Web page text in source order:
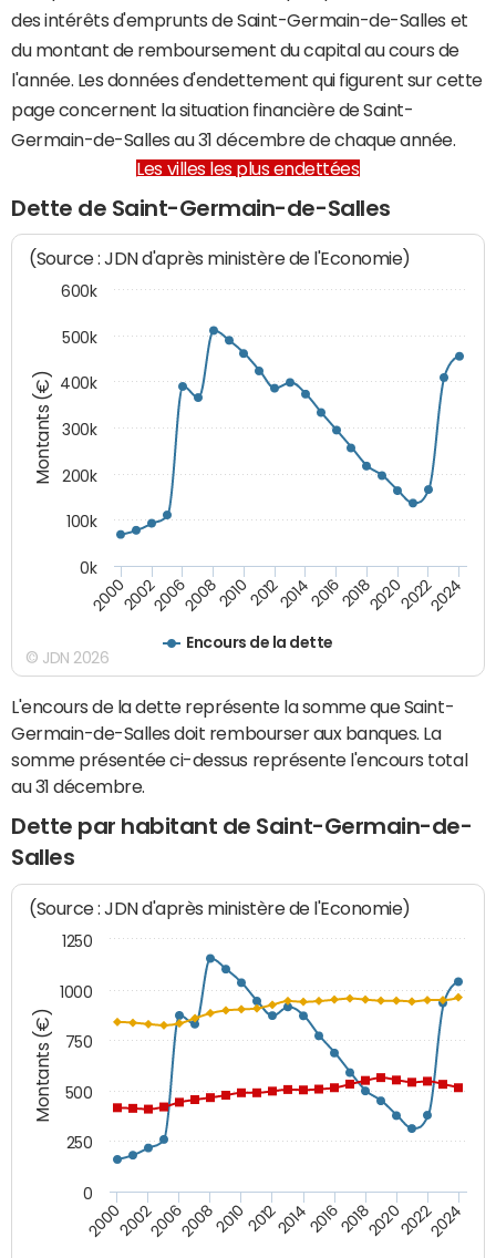
des intérêts d'emprunts de Saint-Germain-de-Salles et
du montant de remboursement du capital au cours de
l'année. Les données d'endettement qui figurent sur cette
page concernent la situation financière de Saint-
Germain-de-Salles au 31 décembre de chaque année.
Les villes les plus endettées
Dette de Saint-Germain-de-Salles
Montants (€)
(Source : JDN d'après ministère de l'Economie)
Encours de la dette
200020022006200820102012201420162018202020222024
0k
100k
200k
300k
400k
500k
600k
© JDN 2026
L'encours de la dette représente la somme que Saint-
Germain-de-Salles doit rembourser aux banques. La
somme présentée ci-dessus représente l'encours total
au 31 décembre.
Dette par habitant de Saint-Germain-de-
Salles
Montants (€)
(Source : JDN d'après ministère de l'Economie)
200020022006200820102012201420162018202020222024
0
250
500
750
1000
1250